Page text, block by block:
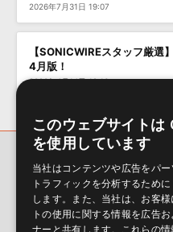
2026年7月31日 19:07
【SONICWIREスタッフ厳
4月版！
2023年4月14日 19:16
会社概要 環境保護（CSR）への取
サイト動作環境
利用規約
このウェブサイトは
を使用しています
当社はコンテンツや広告をパー
トラフィックを分析するため
します。また、当社は、お客
トの使用に関する情報を広告
ナーと共有します。これらの